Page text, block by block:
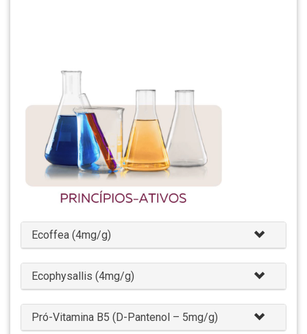
Ecoffea (4mg/g)
Ecophysallis (4mg/g)
Pró-Vitamina B5 (D-Pantenol – 5mg/g)